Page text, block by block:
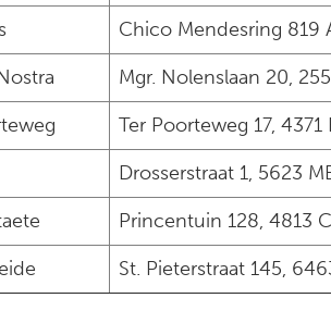
Chico Mendesring 819
Mgr. Nolenslaan 20,
Ter Poorteweg 17, 4371
Drosserstraat 1, 5623
Princentuin 128, 4813
St. Pieterstraat 145,